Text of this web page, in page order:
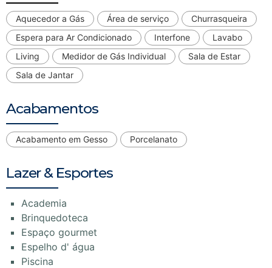
Aquecedor a Gás Área de serviço
Churrasqueira
Espera para Ar Condicionado
Interfone
Lavabo
Living
Medidor de Gás Individual
Sala de Estar
Sala de Jantar
Acabamentos
Acabamento em Gesso Porcelanato
Lazer & Esportes
Academia
Brinquedoteca
Espaço gourmet
Espelho d' água
Piscina